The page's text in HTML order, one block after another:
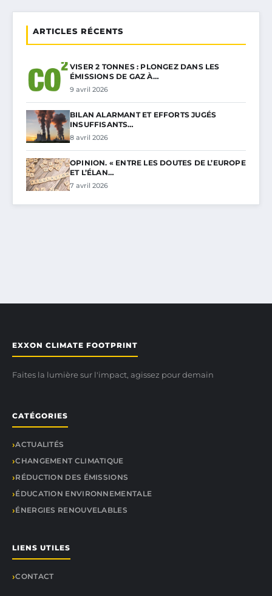
ARTICLES RÉCENTS
VISER 2 TONNES : PLONGEZ DANS LES
ÉMISSIONS DE GAZ À…
9 avril 2026
BILAN ALARMANT ET EFFORTS JUGÉS
INSUFFISANTS…
8 avril 2026
OPINION. « ENTRE LES DOUTES DE L’EUROPE
ET L’ÉLAN…
7 avril 2026
EXXON CLIMATE FOOTPRINT
Faites la lumière sur l'impact, agissez pour demain
CATÉGORIES
ACTUALITÉS
CHANGEMENT CLIMATIQUE
RÉDUCTION DES ÉMISSIONS
ÉDUCATION ENVIRONNEMENTALE
ÉNERGIES RENOUVELABLES
LIENS UTILES
CONTACT